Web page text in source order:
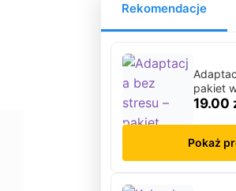
Karty ruchowe
Kolorowanki
↳ Kolorowanki XXL
Rekomendacje
pakiet
19.00
Pokaż